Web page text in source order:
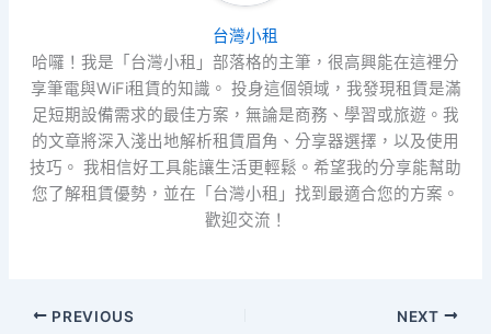
台灣小租
哈囉！我是「台灣小租」部落格的主筆，很高興能在這裡分
享筆電與WiFi租賃的知識。 投身這個領域，我發現租賃是滿
足短期設備需求的最佳方案，無論是商務、學習或旅遊。我
的文章將深入淺出地解析租賃眉角、分享器選擇，以及使用
技巧。 我相信好工具能讓生活更輕鬆。希望我的分享能幫助
您了解租賃優勢，並在「台灣小租」找到最適合您的方案。
歡迎交流！
PREVIOUS NEXT